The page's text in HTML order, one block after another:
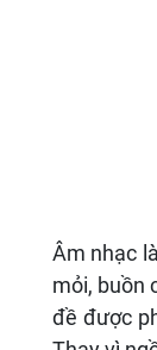
Âm nhạc
mỏi, buồn
đề được